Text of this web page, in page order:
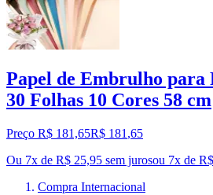
Papel de Embrulho para
30 Folhas 10 Cores 58 cm
Preço R$ 181,65R$ 181 ,65
Ou 7x de R$ 25,95 sem jurosou 7x de
Compra Internacional